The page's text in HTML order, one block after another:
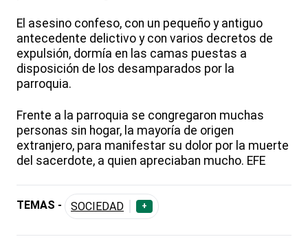
El asesino confeso, con un pequeño y antiguo
antecedente delictivo y con varios decretos de
expulsión, dormía en las camas puestas a
disposición de los desamparados por la
parroquia.
Frente a la parroquia se congregaron muchas
personas sin hogar, la mayoría de origen
extranjero, para manifestar su dolor por la muerte
del sacerdote, a quien apreciaban mucho. EFE
TEMAS - SOCIEDAD +